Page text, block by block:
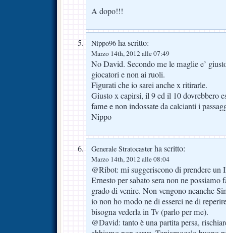
A dopo!!!
Nippo96 ha scritto:
Marzo 14th, 2012 alle 07:49
No David. Secondo me le maglie e’
giocatori e non ai ruoli.
Figurati che io sarei anche x ritirarle.
Giusto x capirsi, il 9 ed il 10 dovrebbero
fame e non indossate da calcianti i
Nippo
Generale Stratocaster ha scritto:
Marzo 14th, 2012 alle 08:04
@Ribot: mi suggeriscono di prendere
Ernesto per sabato sera non ne
grado di venire. Non vengono neanche
io non ho modo ne di esserci ne di
bisogna vederla in Tv (parlo per me).
@David: tanto è una partita persa,